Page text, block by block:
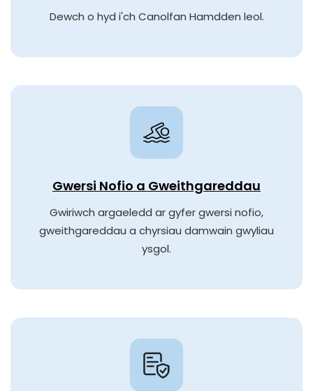
Dewch o hyd i'ch Canolfan Hamdden leol.
Gwersi Nofio a Gweithgareddau
Gwiriwch argaeledd ar gyfer gwersi nofio,
gweithgareddau a chyrsiau damwain gwyliau
ysgol.